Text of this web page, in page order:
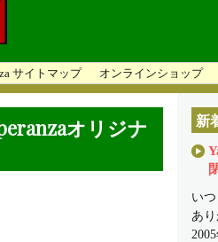
サイトマップ オンラインショップ
オリジナ
新
い
あり